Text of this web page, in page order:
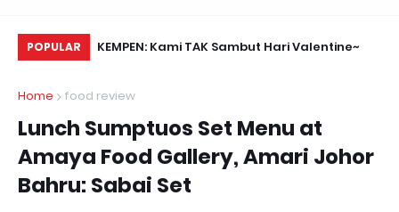
POPULAR
Retreats, KEMPEN: Kami TAK Sambut Hari Valentine~
Home food review
Lunch Sumptuos Set Menu at
Amaya Food Gallery, Amari Johor
Bahru: Sabai Set